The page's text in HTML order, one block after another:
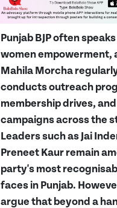
Punjab BJP often
women empowerment,
Mahila Morcha
conducts outreach
membership drives,
campaigns across the
Leaders such as Jai
Preneet Kaur remain
party's most
faces in Punjab.
argue that beyond a